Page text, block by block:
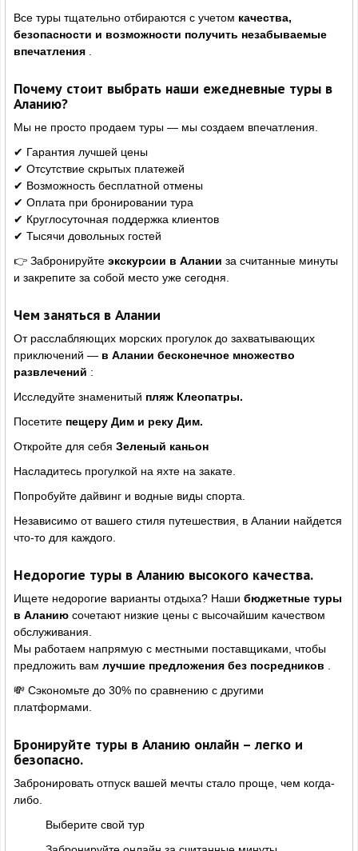
Все туры тщательно отбираются с учетом качества,
безопасности и возможности получить незабываемые
впечатления
Почему стоит выбрать наши ежедневные туры в
Аланию?
Мы не просто продаем туры — мы создаем впечатления.
✔ Гарантия лучшей цены
✔ Отсутствие скрытых платежей
✔ Возможность бесплатной отмены
✔ Оплата при бронировании тура
✔ Круглосуточная поддержка клиентов
✔ Тысячи довольных гостей
👉 Забронируйте экскурсии в Алании за считанные минуты
и закрепите за собой место уже сегодня.
Чем заняться в Алании
От расслабляющих морских прогулок до захватывающих
приключений — в Алании бесконечное множество
развлечений :
Исследуйте знаменитый пляж Клеопатры.
Посетите пещеру Дим и реку Дим.
Откройте для себя Зеленый каньон
Насладитесь прогулкой на яхте на закате.
Попробуйте дайвинг и водные виды спорта.
Независимо от вашего стиля путешествия, в Алании найдется
что-то для каждого.
Недорогие туры в Аланию высокого качества.
Ищете недорогие варианты отдыха? Наши бюджетные туры
в Аланию сочетают низкие цены с высочайшим качеством
обслуживания.
Мы работаем напрямую с местными поставщиками, чтобы
предложить вам лучшие предложения без посредников
💸 Сэкономьте до 30% по сравнению с другими
платформами.
Бронируйте туры в Аланию онлайн – легко и
безопасно.
Забронировать отпуск вашей мечты стало проще, чем когда-
либо.
Выберите свой тур